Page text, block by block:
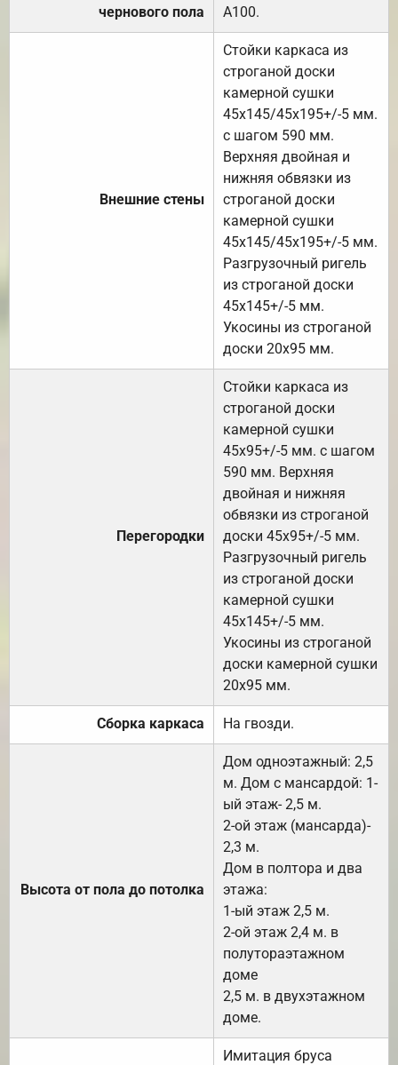
чернового пола
А100.
Внешние стены
Стойки каркаса из
строганой доски
камерной сушки
45х145/45х195+/-5 мм.
с шагом 590 мм.
Верхняя двойная и
нижняя обвязки из
строганой доски
камерной сушки
45х145/45х195+/-5 мм.
Разгрузочный ригель
из строганой доски
45х145+/-5 мм.
Укосины из строганой
доски 20х95 мм.
Перегородки
Стойки каркаса из
строганой доски
камерной сушки
45х95+/-5 мм. с шагом
590 мм. Верхняя
двойная и нижняя
обвязки из строганой
доски 45х95+/-5 мм.
Разгрузочный ригель
из строганой доски
камерной сушки
45х145+/-5 мм.
Укосины из строганой
доски камерной сушки
20х95 мм.
Сборка каркаса На гвозди.
Высота от пола до потолка
Дом одноэтажный: 2,5
м. Дом с мансардой: 1-
ый этаж- 2,5 м.
2-ой этаж (мансарда)-
2,3 м.
Дом в полтора и два
этажа:
1-ый этаж 2,5 м.
2-ой этаж 2,4 м. в
полутораэтажном
доме
2,5 м. в двухэтажном
доме.
Имитация бруса